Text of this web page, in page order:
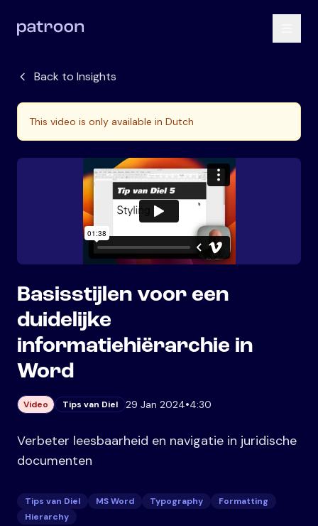
Back to Insights
This video is only available in Dutch
Basisstijlen voor een
duidelijke
informatiehiërarchie in
Word
Video Tips van Diel 29 Jan 2024•4:30
Verbeter leesbaarheid en navigatie in juridische
documenten
Tips van Diel MS Word Typography
Formatting
Hierarchy